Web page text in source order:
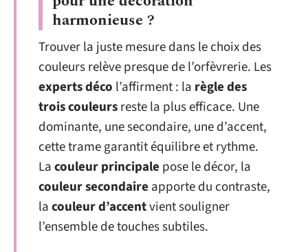
harmonieuse ?
Trouver la juste mesure dans le choix des
couleurs relève presque de l’orfèvrerie. Les
experts déco l’affirment : la règle des
trois couleursreste la plus efficace. Une
dominante, une secondaire, une d’accent,
cette trame garantit équilibre et rythme.
Lacouleur principale pose le décor, la
couleur secondaire apporte du contraste,
lacouleur d’accentvient souligner
l’ensemble de touches subtiles.